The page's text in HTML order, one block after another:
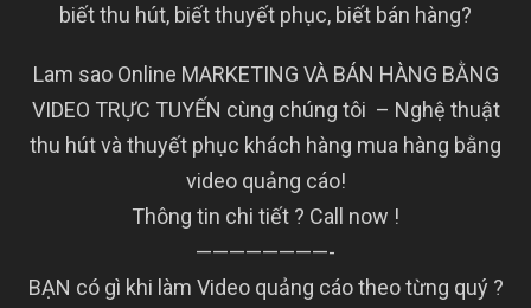
biết thu hút, biết thuyết phục, biết bán hàng?
Lam sao Online MARKETING VÀ BÁN HÀNG BẰNG
VIDEO TRỰC TUYẾN cùng chúng tôi – Nghệ thuật
thu hút và thuyết phục khách hàng mua hàng bằng
video quảng cáo!
Thông tin chi tiết ? Call now !
————————-
BẠN có gì khi làm Video quảng cáo theo từng quý ?